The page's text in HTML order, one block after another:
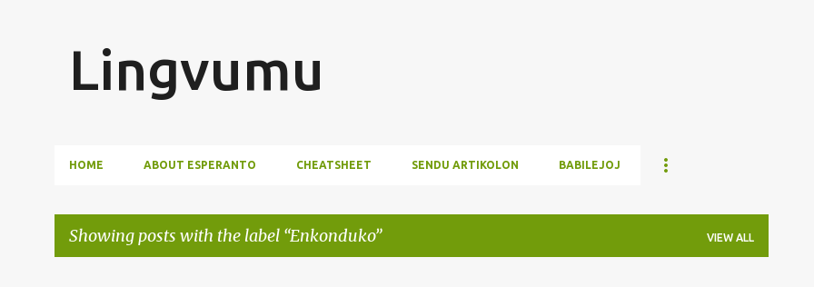
Lingvumu
HOME ABOUT ESPERANTO CHEATSHEET SENDU ARTIKOLON BABILEJOJ
Showing posts with the label Enkonduko VIEW ALL